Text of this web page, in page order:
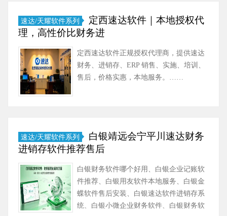
速达/天耀软件系列
定西速达软件｜本地授权代
理，高性价比财务进
定西速达软件正规授权代理商，提供速达
财务、进销存、ERP 销售、实施、培训、
售后，价格实惠，本地服务。……
速达/天耀软件系列
白银靖远会宁平川速达财务
进销存软件推荐售后
白银财务软件哪个好用、白银企业记账软
件推荐、白银用友软件本地服务、白银金
蝶软件售后安装、白银速达软件进销存系
统、白银小微企业财务软件、白银财务软